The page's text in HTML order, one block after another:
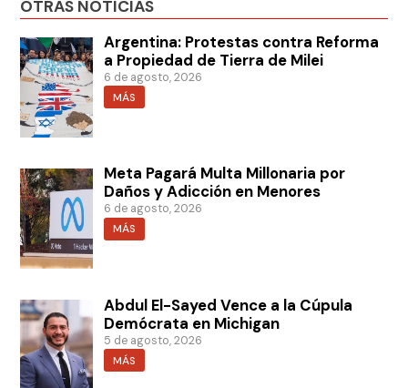
OTRAS NOTICIAS
Argentina: Protestas contra Reforma
a Propiedad de Tierra de Milei
6 de agosto, 2026
MÁS
Meta Pagará Multa Millonaria por
Daños y Adicción en Menores
6 de agosto, 2026
MÁS
Abdul El-Sayed Vence a la Cúpula
Demócrata en Michigan
5 de agosto, 2026
MÁS